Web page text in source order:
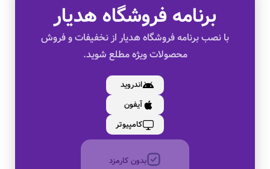
برنامه فروشگاه هدیار
با نصب برنامه فروشگاه هدیار از نخفیفات و فروش
محصولات ویژه مطلع شوید.
اندروید
آیفون
کامپیوتر
تخفیف های ویژه
کالای اصل
به صورت اقساط
بدون کارمزد